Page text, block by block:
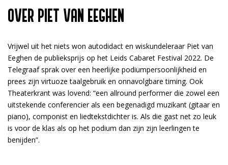
OVER PIET VAN EEGHEN
Vrijwel uit het niets won autodidact en wiskundeleraar Piet van
Eeghen de publieksprijs op het Leids Cabaret Festival 2022. De
Telegraaf sprak over een heerlijke podiumpersoonlijkheid en
prees zijn virtuoze taalgebruik en onnavolgbare timing. Ook
Theaterkrant was lovend: “een allround performer die zowel een
uitstekende conferencier als een begenadigd muzikant (gitaar en
piano), componist en liedtekstdichter is. Als die gast net zo leuk
is voor de klas als op het podium dan zijn zijn leerlingen te
benijden”.